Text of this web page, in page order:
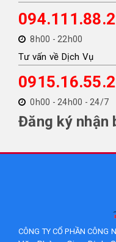
8h00 - 22h00
Tư vấn về Dịch Vụ
0h00 - 24h00 - 24/7
Đăng ký nhận
CÔNG TY CỔ PHẦN CÔNG